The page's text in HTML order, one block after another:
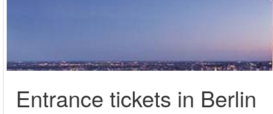
Entrance tickets in Berlin